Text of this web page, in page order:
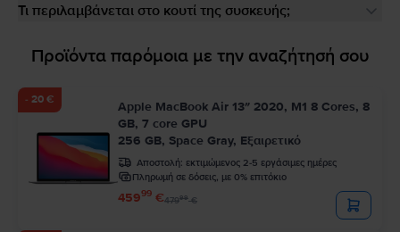
Τι περιλαμβάνεται στο κουτί της συσκευής;
Προϊόντα παρόμοια με την αναζήτησή σου
- 20 €
Apple MacBook Air 13″ 2020, M1 8 Cores, 8
GB, 7 core GPU
256 GB, Space Gray, Εξαιρετικό
Αποστολή: εκτιμώμενος 2-5 εργάσιμες ημέρες
Πληρωμή σε δόσεις, με 0% επιτόκιο
45999 €47999€